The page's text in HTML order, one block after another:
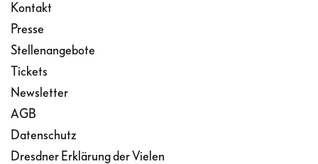
Kontakt
Presse
Stellenangebote
Tickets
Newsletter
AGB
Datenschutz
Dresdner Erklärung der Vielen